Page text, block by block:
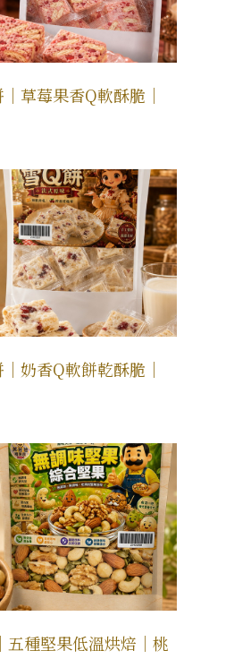
草莓果香Q軟酥脆｜
奶香Q軟餅乾酥脆｜
五種堅果低溫烘焙｜桃